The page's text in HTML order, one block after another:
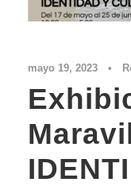
mayo 19, 2023 •